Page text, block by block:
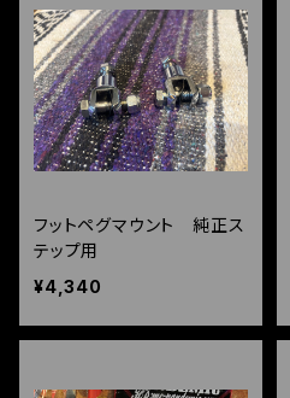
フットペグマウント 純正ス
テップ用
¥4,340